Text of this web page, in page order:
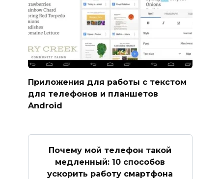
Приложения для работы с текстом
для телефонов и планшетов
Android
Почему мой телефон такой
медленный: 10 способов
ускорить работу смартфона